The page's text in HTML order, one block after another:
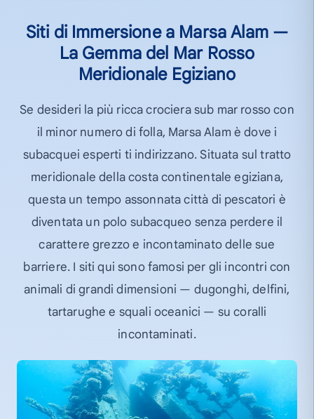
Siti di Immersione a Marsa Alam —
La Gemma del Mar Rosso
Meridionale Egiziano
Se desideri la più ricca crociera sub mar rosso con
il minor numero di folla, Marsa Alam è dove i
subacquei esperti ti indirizzano. Situata sul tratto
meridionale della costa continentale egiziana,
questa un tempo assonnata città di pescatori è
diventata un polo subacqueo senza perdere il
carattere grezzo e incontaminato delle sue
barriere. I siti qui sono famosi per gli incontri con
animali di grandi dimensioni — dugonghi, delfini,
tartarughe e squali oceanici — su coralli
incontaminati.